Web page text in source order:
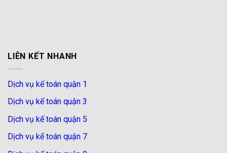
LIÊN KẾT NHANH
Dịch vụ kế toán quận 1
Dịch vụ kế toán quận 3
Dịch vụ kế toán quận 5
Dịch vụ kế toán quận 7